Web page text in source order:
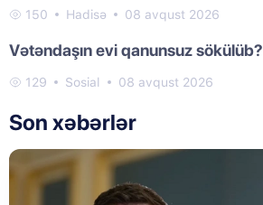
150 Hadisə 08 avqust 2026
Vətəndaşın evi qanunsuz sökülüb?
129 Sosial 08 avqust 2026
Son xəbərlər